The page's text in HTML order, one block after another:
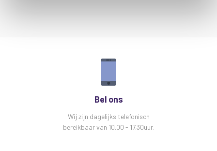
Bel ons
Wij zijn dagelijks telefonisch
bereikbaar van 10.00 - 17.30uur.